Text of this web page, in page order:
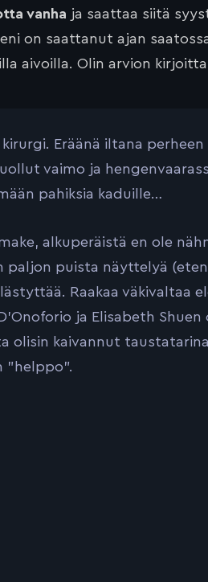
vanha ja saattaa siitä
on saattanut ajan
aivoilla. Olin arvion
Eräänä iltana
vaimo ja
pahiksia kaduille…
alkuperäistä en ole
paljon puista näyttelyä
Raakaa väkivaltaa
ja Elisabeth
olisin kaivannut
”helppo”.